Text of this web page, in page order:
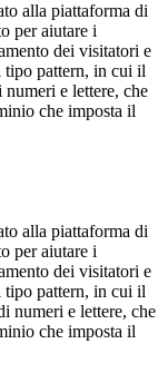
alla piattaforma di
per aiutare i
dei visitatori e
tipo pattern, in cui il
e lettere, che
che imposta il
alla piattaforma di
per aiutare i
dei visitatori e
tipo pattern, in cui il
numeri e lettere, che
che imposta il